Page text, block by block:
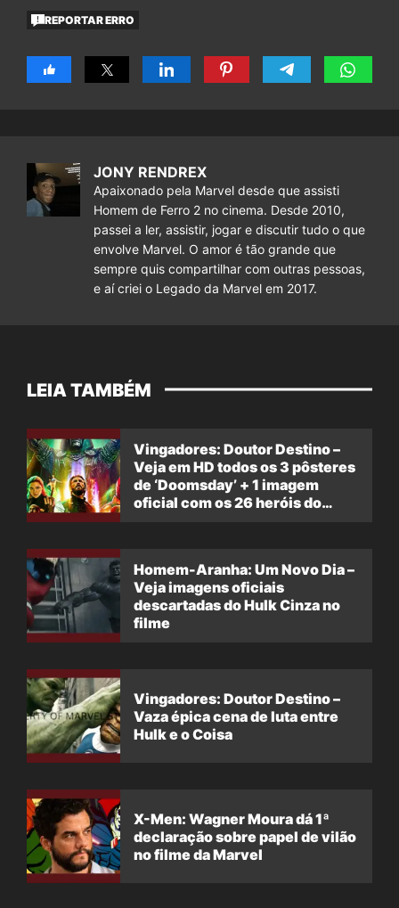
REPORTAR ERRO
JONY RENDREX
Apaixonado pela Marvel desde que assisti
Homem de Ferro 2 no cinema. Desde 2010,
passei a ler, assistir, jogar e discutir tudo o que
envolve Marvel. O amor é tão grande que
sempre quis compartilhar com outras pessoas,
e aí criei o Legado da Marvel em 2017.
LEIA TAMBÉM
Vingadores: Doutor Destino –
Veja em HD todos os 3 pôsteres
de ‘Doomsday’ + 1 imagem
oficial com os 26 heróis do
Homem-Aranha: Um Novo Dia –
Veja imagens oficiais
descartadas do Hulk Cinza no
filme
Vingadores: Doutor Destino –
Vaza épica cena de luta entre
Hulk e o Coisa
X-Men: Wagner Moura dá 1ª
declaração sobre papel de vilão
no filme da Marvel